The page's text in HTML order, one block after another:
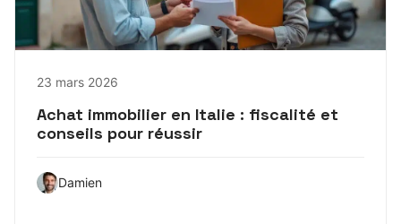
23 mars 2026
Achat immobilier en Italie : fiscalité et
conseils pour réussir
Damien